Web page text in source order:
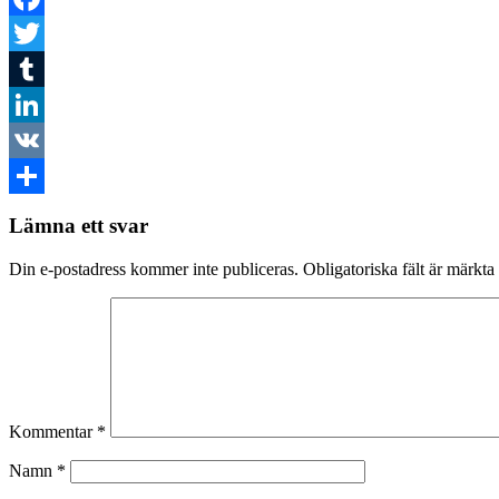
Facebook
Twitter
Tumblr
LinkedIn
VK
Lämna ett svar
Din e-postadress kommer inte publiceras. Obligatoriska fält är märkta
Kommentar *
Namn *